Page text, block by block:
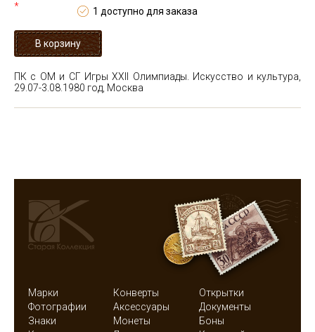
*
1 доступно для заказа
ПК с ОМ и СГ Игры XXII Олимпиады. Искусство и культура,
29.07-3.08.1980 год, Москва
Марки Конверты
Открытки
Фотографии
Аксессуары
Документы
Знаки
Монеты
Боны